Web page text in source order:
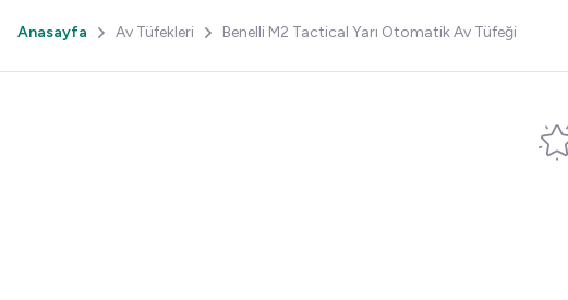
Anasayfa Av Tüfekleri Benelli M2 Tactical Yarı Otomatik Av Tüfeği